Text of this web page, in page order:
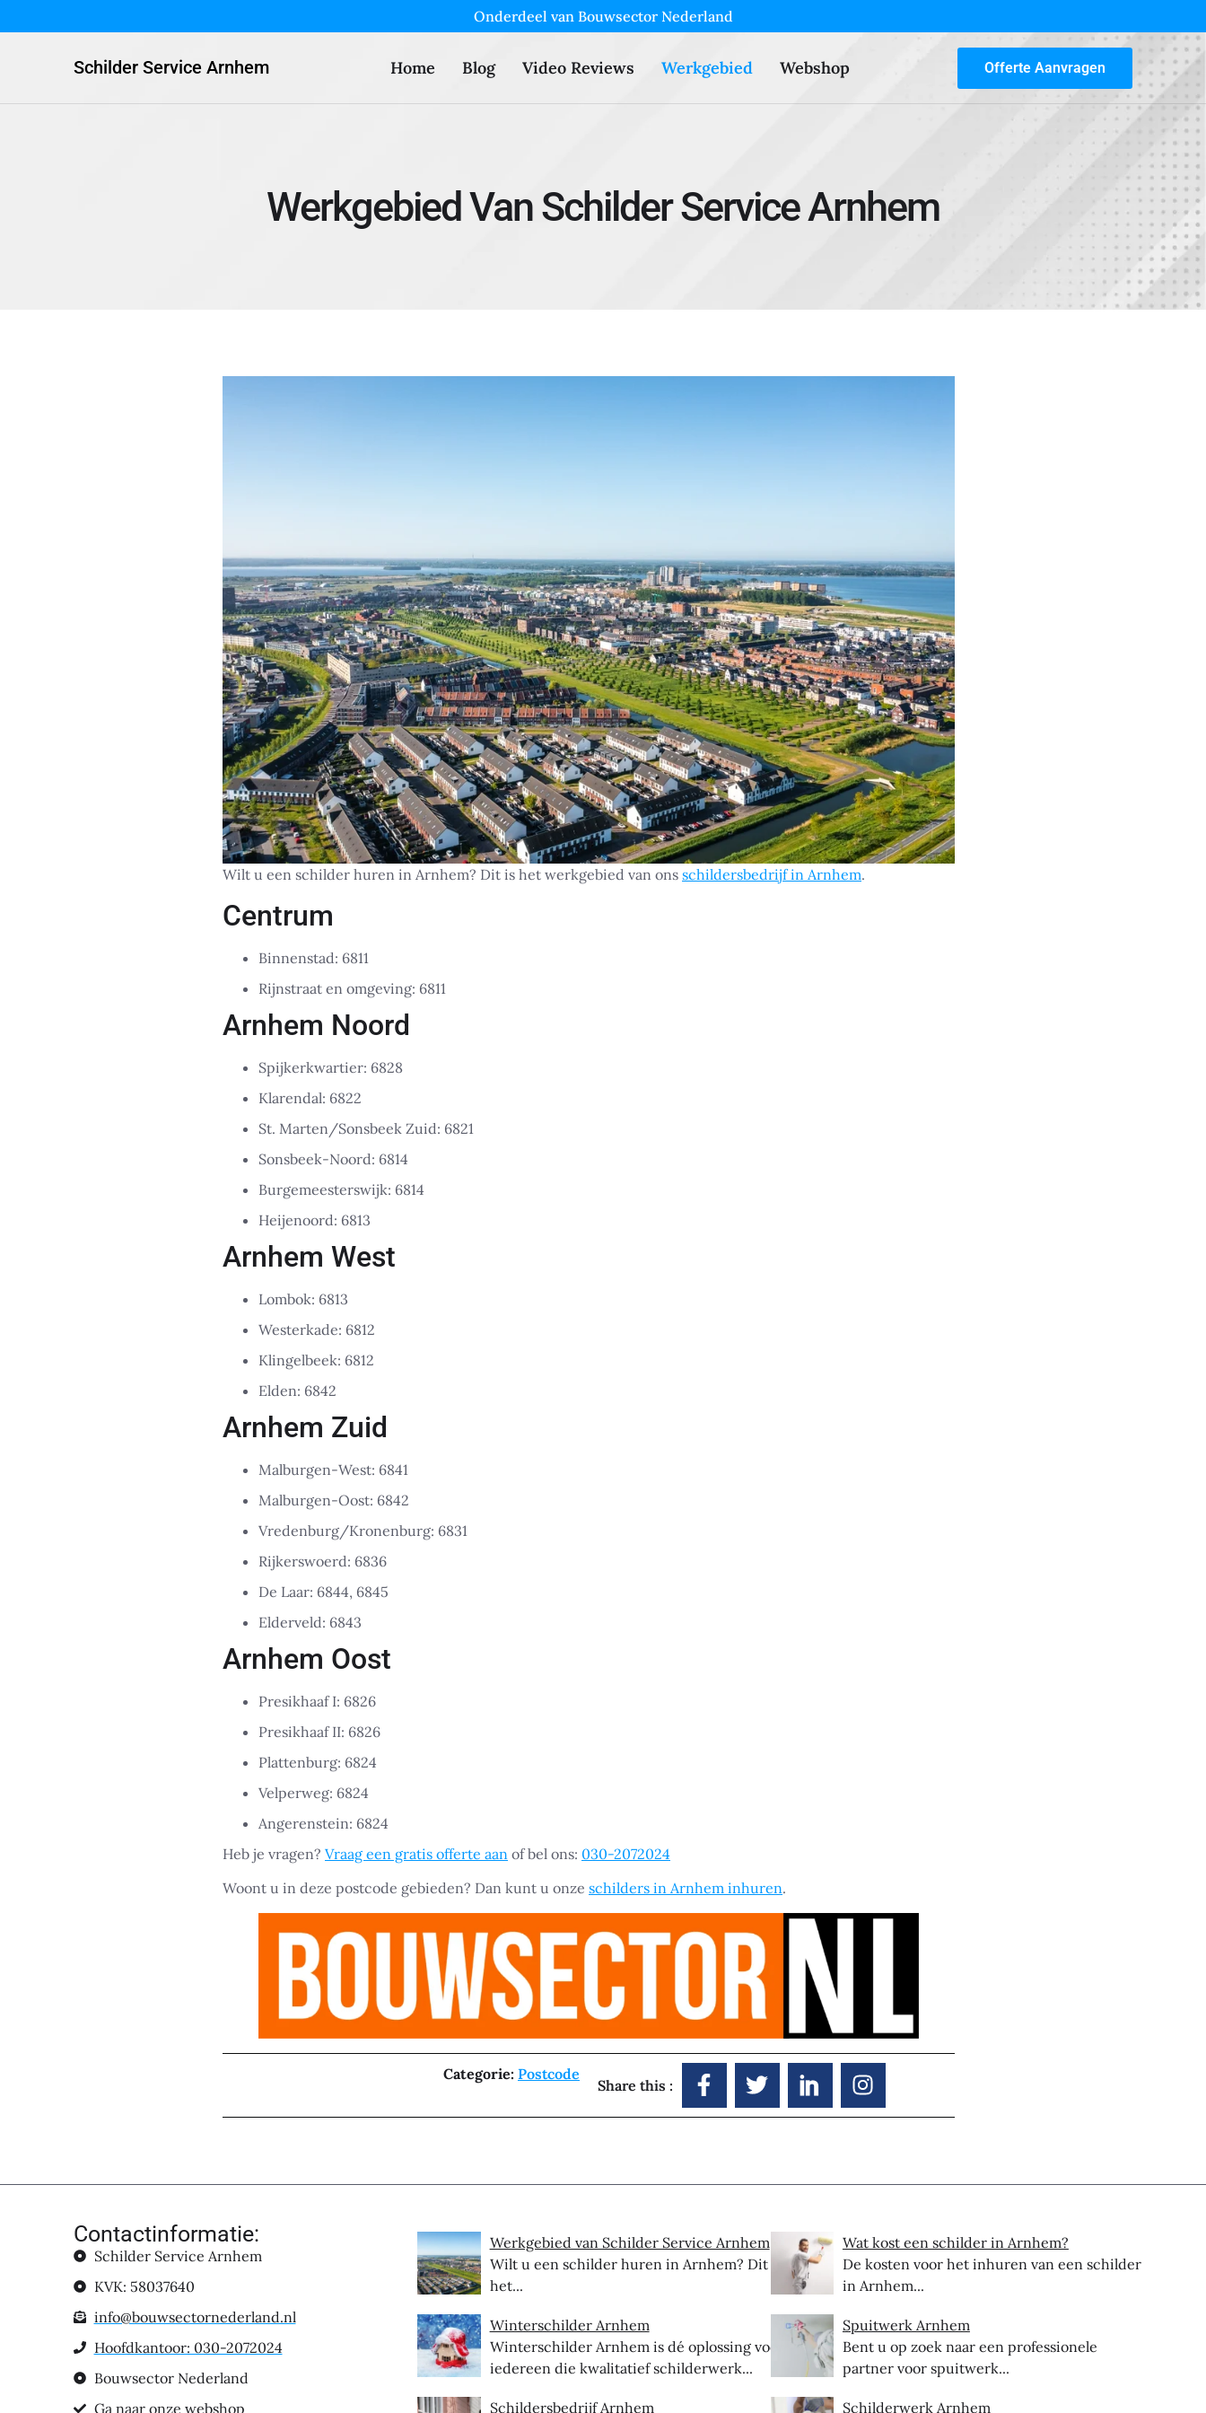
Onderdeel van Bouwsector Nederland
Schilder Service Arnhem Home Blog Video Reviews Werkgebied Webshop Offerte Aanvragen
Werkgebied Van Schilder Service Arnhem
Wilt u een schilder huren in Arnhem? Dit is het werkgebied van ons schildersbedrijf in Arnhem.
Centrum
Binnenstad: 6811
Rijnstraat en omgeving: 6811
Arnhem Noord
Spijkerkwartier: 6828
Klarendal: 6822
St. Marten/Sonsbeek Zuid: 6821
Sonsbeek-Noord: 6814
Burgemeesterswijk: 6814
Heijenoord: 6813
Arnhem West
Lombok: 6813
Westerkade: 6812
Klingelbeek: 6812
Elden: 6842
Arnhem Zuid
Malburgen-West: 6841
Malburgen-Oost: 6842
Vredenburg/Kronenburg: 6831
Rijkerswoerd: 6836
De Laar: 6844, 6845
Elderveld: 6843
Arnhem Oost
Presikhaaf I: 6826
Presikhaaf II: 6826
Plattenburg: 6824
Velperweg: 6824
Angerenstein: 6824
Heb je vragen? Vraag een gratis offerte aan of bel ons: 030-2072024
Woont u in deze postcode gebieden? Dan kunt u onze schilders in Arnhem inhuren.
Categorie: Postcode
Share this :
Contactinformatie:
Schilder Service Arnhem
KVK: 58037640
info@bouwsectornederland.nl
Hoofdkantoor: 030-2072024
Bouwsector Nederland
Ga naar onze webshop
Werkgebied van Schilder Service Arnhem
Wilt u een schilder huren in Arnhem? Dit is
het...
Winterschilder Arnhem
Winterschilder Arnhem is dé oplossing voor
iedereen die kwalitatief schilderwerk...
Schildersbedrijf Arnhem
Wat kost een schilder in Arnhem?
De kosten voor het inhuren van een schilder
in Arnhem...
Spuitwerk Arnhem
Bent u op zoek naar een professionele
partner voor spuitwerk...
Schilderwerk Arnhem